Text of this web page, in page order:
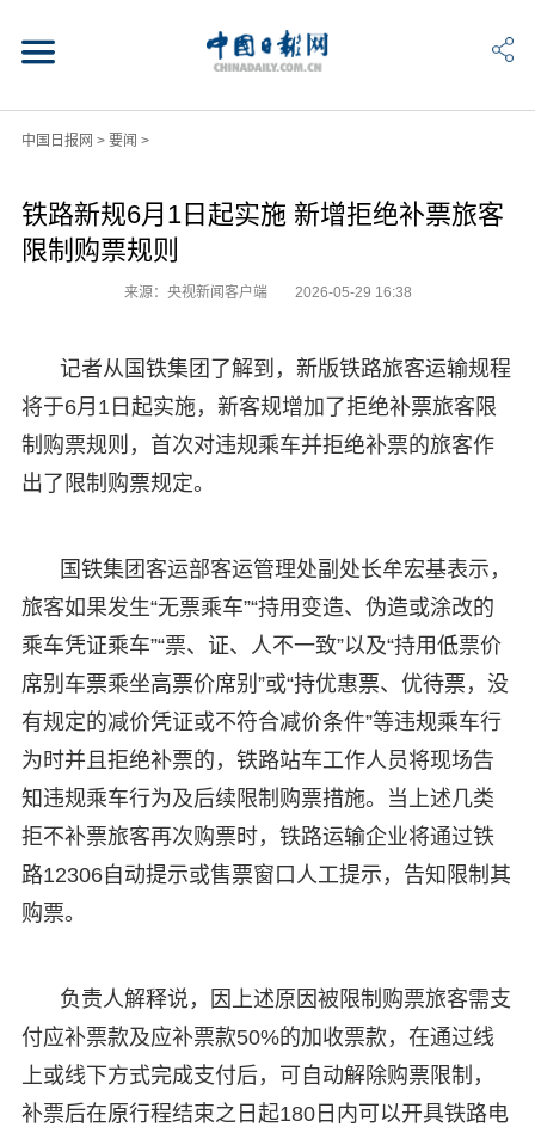
中国日报网 > 要闻 >
铁路新规6月1日起实施 新增拒绝补票旅客
限制购票规则
来源：央视新闻客户端 2026-05-29 16:38
记者从国铁集团了解到，新版铁路旅客运输规程
将于6月1日起实施，新客规增加了拒绝补票旅客限
制购票规则，首次对违规乘车并拒绝补票的旅客作
出了限制购票规定。
国铁集团客运部客运管理处副处长牟宏基表示，
旅客如果发生“无票乘车”“持用变造、伪造或涂改的
乘车凭证乘车”“票、证、人不一致”以及“持用低票价
席别车票乘坐高票价席别”或“持优惠票、优待票，没
有规定的减价凭证或不符合减价条件”等违规乘车行
为时并且拒绝补票的，铁路站车工作人员将现场告
知违规乘车行为及后续限制购票措施。当上述几类
拒不补票旅客再次购票时，铁路运输企业将通过铁
路12306自动提示或售票窗口人工提示，告知限制其
购票。
负责人解释说，因上述原因被限制购票旅客需支
付应补票款及应补票款50%的加收票款，在通过线
上或线下方式完成支付后，可自动解除购票限制，
补票后在原行程结束之日起180日内可以开具铁路电